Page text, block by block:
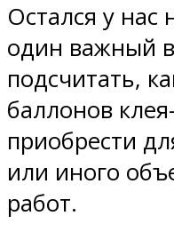
Остался у
один важный
подсчитать,
баллонов
приобрести
или иного
работ.